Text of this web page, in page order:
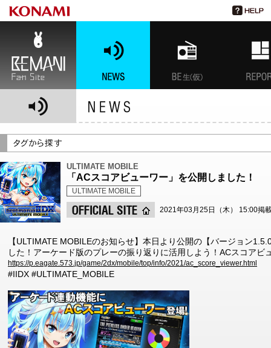
ULTIMATE MOBILE
「ACスコアビューワー」を公開しました！
ULTIMATE MOBILE
2021年03月25日（木） 15:00掲
【ULTIMATE MOBILEのお知らせ】本日より公開の【バージョン
した！アーケード版のプレーの振り返りに活用しよう！ACスコアビ
https://p.eagate.573.jp/game/2dx/mobile/top/info/2021/ac_score_viewer.html
#IIDX #ULTIMATE_MOBILE